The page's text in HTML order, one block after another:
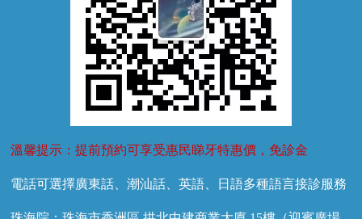
溫馨提示：提前預約可享受惠民睇牙特惠價，免診金
電話可選擇廣東話、潮汕話、英語、日語多種語言接診服務